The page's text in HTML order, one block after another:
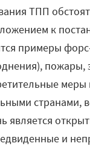
ТПП
к
примеры
меры
странами,
является
и